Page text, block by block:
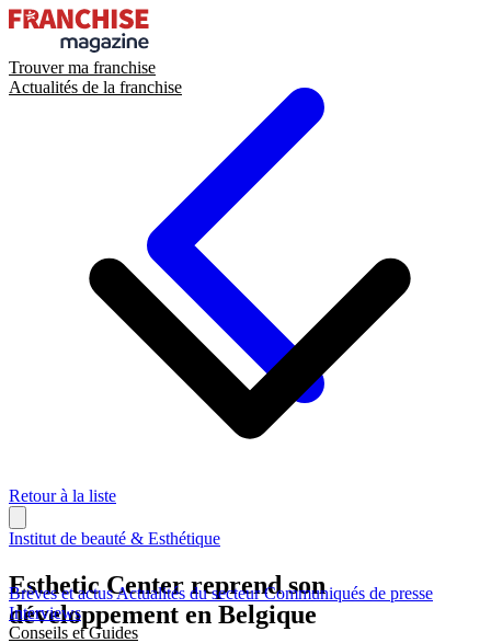
Trouver ma franchise
Actualités de la franchise
Brèves et actusActualités du secteurCommuniqués de presse
Interviews
Conseils et Guides
Retour à la liste
Institut de beauté & Esthétique
Esthetic Center reprend son
développement en Belgique